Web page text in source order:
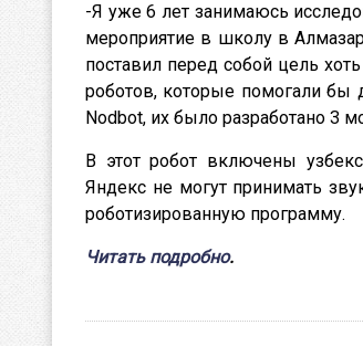
-Я уже 6 лет занимаюсь
мероприятие в школу в
поставил перед собой цель
роботов, которые помогали бы
Nodbot, их было разработано 3
В этот робот включены
Яндекс не могут принимать
роботизированную программу.
Читать подробно.